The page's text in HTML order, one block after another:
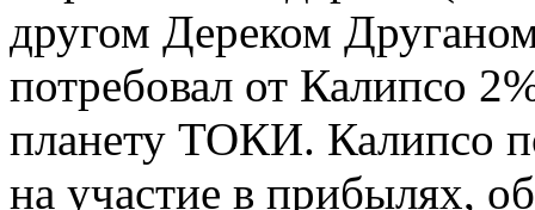
другом Дереком
потребовал от Калипсо
планету ТОКИ. Калипсо
на участие в прибылях,